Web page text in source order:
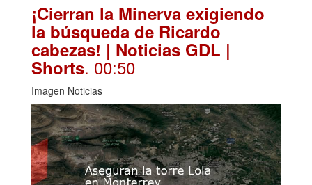
¡Cierran la Minerva exigiendo
la búsqueda de Ricardo
cabezas! | Noticias GDL |
Shorts. 00:50
Imagen Noticias